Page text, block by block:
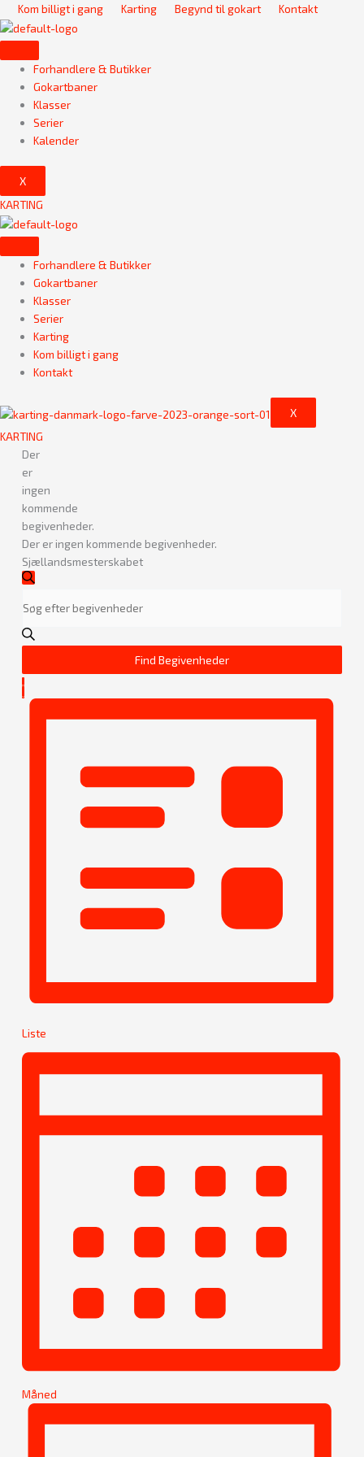
til
indholdet
Kom billigt i gang Karting Begynd til gokart Kontakt
Forhandlere & Butikker
Gokartbaner
Klasser
Serier
Kalender
X
KARTING
Forhandlere & Butikker
Gokartbaner
Klasser
Serier
Karting
Kom billigt i gang
Kontakt
X
KARTING
Der
er
ingen
kommende
begivenheder.
Der er ingen kommende begivenheder.
Sjællandsmesterskabet
Begivenheder
og
visninger
Navigation
Søg
begivenheder
nøgleord.
Søg
efter
på
nøgleord.
Find Begivenheder
Begivenhed
Visninger
Navigation
Liste
Måned